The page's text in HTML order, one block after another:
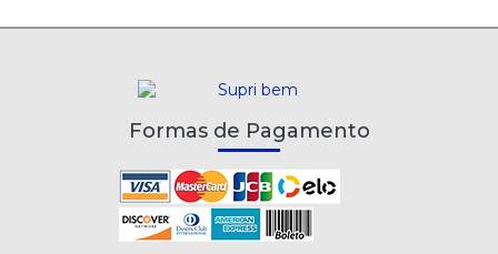
Formas de Pagamento